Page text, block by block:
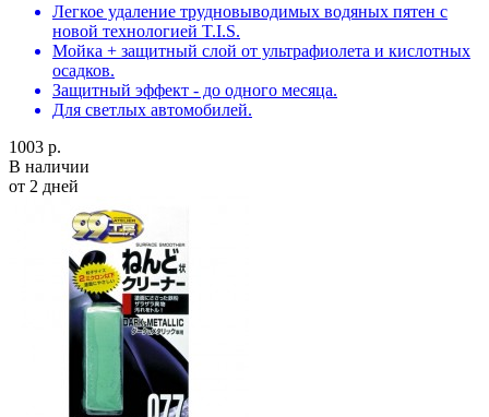
Легкое удаление трудновыводимых водяных пятен с
новой технологией T.I.S.
Мойка + защитный слой от ультрафиолета и кислотных
осадков.
Защитный эффект - до одного месяца.
Для светлых автомобилей.
1003 р.
В наличии
от 2 дней